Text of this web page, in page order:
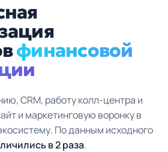
финансовой
CRM, работу колл-центра и
и маркетинговую воронку в
По данным исходного
в 2 раза.